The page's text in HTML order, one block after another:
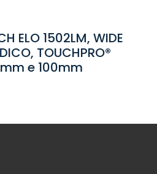
ELO 1502LM, WIDE
TOUCHPRO®
e 100mm